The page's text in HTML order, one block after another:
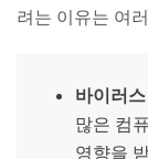
려는 이유는 여
바이러
많은 컴
영향을